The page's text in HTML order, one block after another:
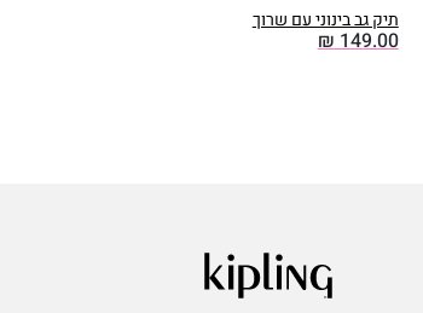
תיק גב בינוני עם שרוך
₪149.00